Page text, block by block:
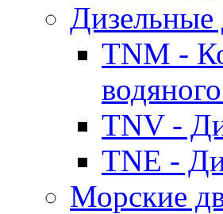
Дизельные
TNM -
TNV -
TNE -
Морские